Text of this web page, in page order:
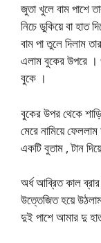
জুতা খুলে বাম পাশে
নিচে ডুকিয়ে বা হাত
বাম পা তুলে দিলাম
এলাম বুকের উপরে ।
বুকে ।
বুকের উপর থেকে
মেরে নামিয়ে
একটি বুতাম , টান
অর্ধ আব্রিত কাল
উত্তেজিত হয়ে
দুই পাশে আমার দু